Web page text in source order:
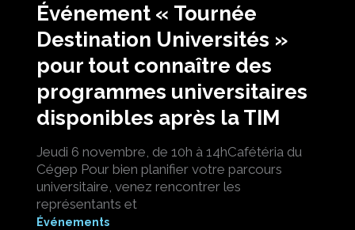
Événement « Tournée
Destination Universités »
pour tout connaître des
programmes universitaires
disponibles après la TIM
Jeudi 6 novembre, de 10h à 14hCafétéria du
Cégep Pour bien planifier votre parcours
universitaire, venez rencontrer les
représentants et
Événements